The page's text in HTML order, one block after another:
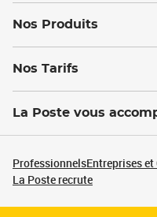
Nos Produits
Nos Tarifs
La Poste vous
ProfessionnelsEntreprises
La Poste recrute